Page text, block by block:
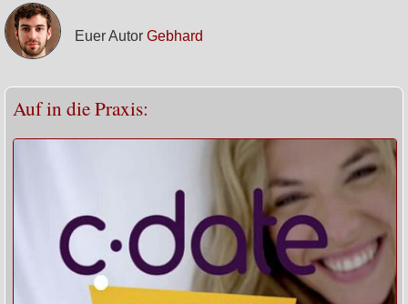
Euer Autor Gebhard
Auf in die Praxis: